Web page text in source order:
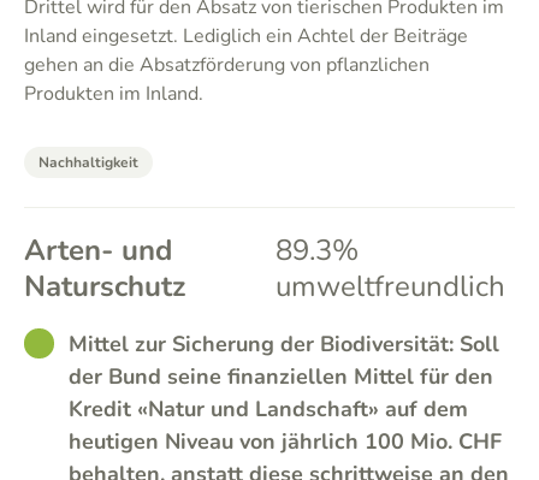
Drittel wird für den Absatz von tierischen Produkten im
Inland eingesetzt. Lediglich ein Achtel der Beiträge
gehen an die Absatzförderung von pflanzlichen
Produkten im Inland.
Nachhaltigkeit
Arten- und
Naturschutz
89.3%
umweltfreundlich
GOODMittel zur Sicherung der Biodiversität: Soll
der Bund seine finanziellen Mittel für den
Kredit «Natur und Landschaft» auf dem
heutigen Niveau von jährlich 100 Mio. CHF
behalten, anstatt diese schrittweise an den